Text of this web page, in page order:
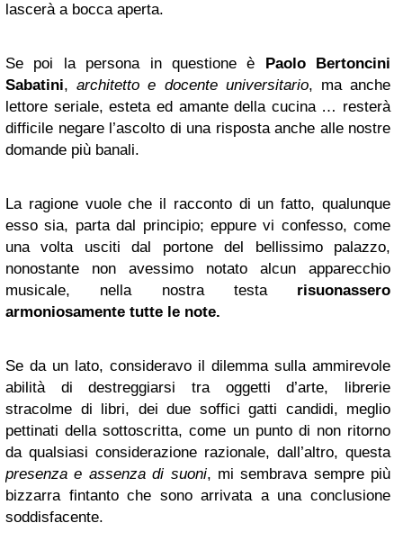
lascerà a bocca aperta.
Se poi la persona in questione è Paolo Bertoncini
Sabatini,architetto e docente universitario, ma anche
lettore seriale, esteta ed amante della cucina … resterà
difficile negare l’ascolto di una risposta anche alle nostre
domande più banali.
La ragione vuole che il racconto di un fatto, qualunque
esso sia, parta dal principio; eppure vi confesso, come
una volta usciti dal portone del bellissimo palazzo,
nonostante non avessimo notato alcun apparecchio
musicale, nella nostra testa risuonassero
armoniosamente tutte le note.
Se da un lato, consideravo il dilemma sulla ammirevole
abilità di destreggiarsi tra oggetti d’arte, librerie
stracolme di libri, dei due soffici gatti candidi, meglio
pettinati della sottoscritta, come un punto di non ritorno
da qualsiasi considerazione razionale, dall’altro, questa
presenza e assenza di suoni, mi sembrava sempre più
bizzarra fintanto che sono arrivata a una conclusione
soddisfacente.